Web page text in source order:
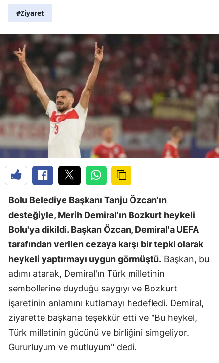
#Ziyaret
Bolu Belediye Başkanı Tanju Özcan'ın
desteğiyle, Merih Demiral'ın Bozkurt heykeli
Bolu'ya dikildi. Başkan Özcan, Demiral'a UEFA
tarafından verilen cezaya karşı bir tepki olarak
heykeli yaptırmayı uygun görmüştü. Başkan, bu
adımı atarak, Demiral'ın Türk milletinin
sembollerine duyduğu saygıyı ve Bozkurt
işaretinin anlamını kutlamayı hedefledi. Demiral,
ziyarette başkana teşekkür etti ve "Bu heykel,
Türk milletinin gücünü ve birliğini simgeliyor.
Gururluyum ve mutluyum" dedi.